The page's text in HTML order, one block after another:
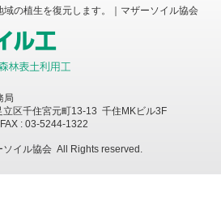
域の植生を復元します。｜マザーソイル協会
局
区千住宮元町13-13 千住MKビル3F
: 03-5244-1322
ソイル協会 All Rights reserved.